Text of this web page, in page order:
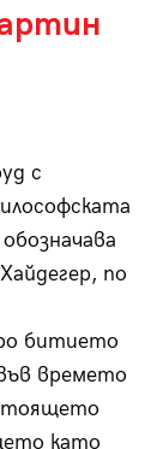
с
по
битието
времето
като